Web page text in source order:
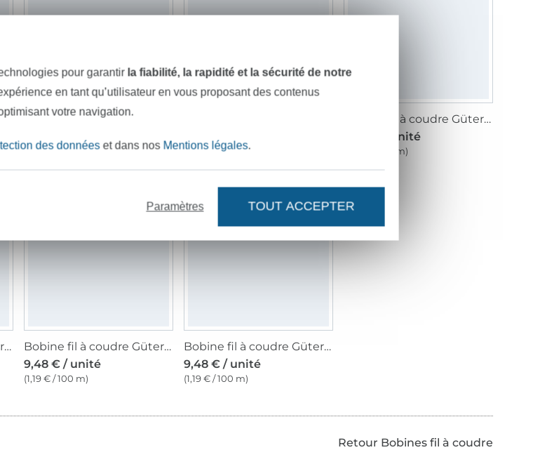
Gütermann C NE 50 Fil à coudre en coton 800 m, beige foncé
9,48 € / unité
(1,19 € / 100 m)
9,48 € / unité
(1,19 € / 100 m)
Bobine fil à coudre Gütermann 800m coton C NE 50, (8244) menthe
9,48 € / unité
(1,19 € / 100 m)
Bobine fil à coudre Gütermann 800m coton C NE 50, (928) beige
Bobine fil à coudre Gütermann 800m coton C NE 50, (9978) rouge pourpre
9,48 € / unité
(1,19 € / 100 m)
Bobine fil à coudre Gütermann 800m coton C NE 50, (6745) turquoise
9,48 € / unité
(1,19 € / 100 m)
Retour Bobines fil à coudre
pour garantir la fiabilité, la rapidité et la sécurité de notre
en tant qu’utilisateur en vous proposant des contenus
votre navigation.
des donnéeset dans nos Mentions légales.
Paramètres TOUT ACCEPTER